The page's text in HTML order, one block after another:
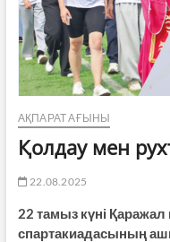
АҚПАРАТ АҒЫНЫ
Қолдау мен
22.08.2025
22 тамыз күні
спартакиадасының